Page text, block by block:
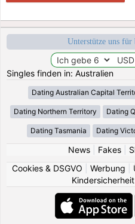
Unterstütze uns für
Singles finden in: Australien
Dating Australian Capital
Dating Northern Territory Dating
Dating Tasmania Dating
News| Fakes|
Cookies & DSGVO
Werbung
Kindersicherheit